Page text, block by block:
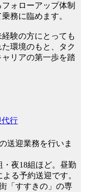
ォローアップ体制
務に臨めます。
験の方にとっても
た環境のもと、タク
リアの第一歩を踏
代行
送迎業務を行いま
夜18組ほど。昼勤
る予約送迎です。
「すすきの」の専